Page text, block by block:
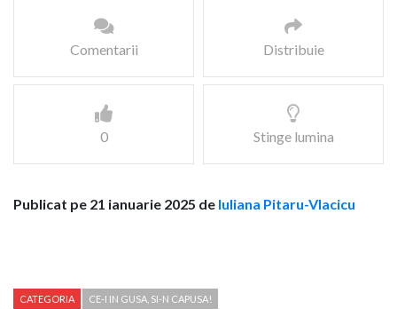
Comentarii Distribuie
0 Stinge lumina
Publicat pe 21 ianuarie 2025 de Iuliana Pitaru-Vlacicu
CATEGORIA CE-I IN GUSA, SI-N CAPUSA!